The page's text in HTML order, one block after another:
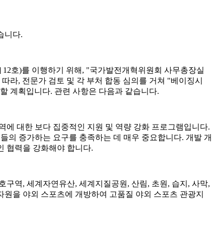
니다.
호)를 이행하기 위해, "국가발전개혁위원회 사무총장실
라, 전문가 검토 및 각 부처 합동 심의를 거쳐 "베이징시
계획입니다. 관련 사항은 다음과 같습니다.
에 대한 보다 집중적인 지원 및 역량 강화 프로그램입니다.
의 증가하는 요구를 충족하는 데 매우 중요합니다. 개발 개
협력을 강화해야 합니다.
역, 세계자연유산, 세계지질공원, 산림, 초원, 습지, 사막,
을 야외 스포츠에 개방하여 고품질 야외 스포츠 관광지